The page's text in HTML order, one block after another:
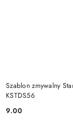
Szablon zmywalny
KSTDS56
Cena:
9.00